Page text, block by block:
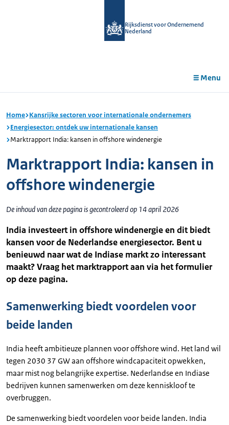
Rijksdienst voor Ondernemend
Nederland
Menu
Home Kansrijke sectoren voor internationale ondernemers
Energiesector: ontdek uw internationale kansen
Marktrapport India: kansen in offshore windenergie
Marktrapport India: kansen in
offshore windenergie
De inhoud van deze pagina is gecontroleerd op 14 april 2026
India investeert in offshore windenergie en dit biedt
kansen voor de Nederlandse energiesector. Bent u
benieuwd naar wat de Indiase markt zo interessant
maakt? Vraag het marktrapport aan via het formulier
op deze pagina.
Samenwerking biedt voordelen voor
beide landen
India heeft ambitieuze plannen voor offshore wind. Het land wil
tegen 2030 37 GW aan offshore windcapaciteit opwekken,
maar mist nog belangrijke expertise. Nederlandse en Indiase
bedrijven kunnen samenwerken om deze kenniskloof te
overbruggen.
De samenwerking biedt voordelen voor beide landen. India